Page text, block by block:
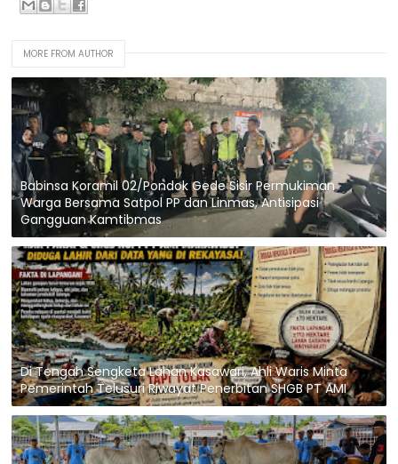
MORE FROM AUTHOR
Babinsa Koramil 02/Pondok Gede Sisir Permukiman
Warga Bersama Satpol PP dan Linmas, Antisipasi
Gangguan Kamtibmas
Di Tengah Sengketa Lahan Kasawari, Ahli Waris Minta
Pemerintah Telusuri Riwayat Penerbitan SHGB PT AMI